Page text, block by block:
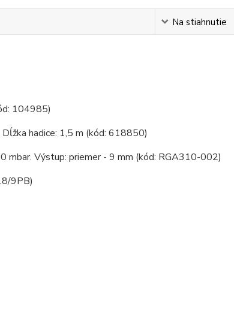
Na stiahnutie
104985)
hadice: 1,5 m (kód: 618850)
mbar. Výstup: priemer - 9 mm (kód: RGA310-002)
9PB)